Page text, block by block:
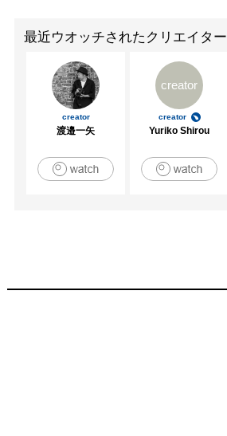
最近ウオッチされたクリエイター
creator
渡邉一矢
creator
creator
Yuriko Shirou